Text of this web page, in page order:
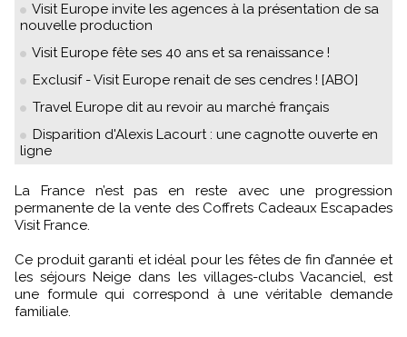
Visit Europe invite les agences à la présentation de sa
nouvelle production
Visit Europe fête ses 40 ans et sa renaissance !
Exclusif - Visit Europe renait de ses cendres ! [ABO]
Travel Europe dit au revoir au marché français
Disparition d'Alexis Lacourt : une cagnotte ouverte en
ligne
La France n’est pas en reste avec une progression
permanente de la vente des Coffrets Cadeaux Escapades
Visit France.
Ce produit garanti et idéal pour les fêtes de fin d’année et
les séjours Neige dans les villages-clubs Vacanciel, est
une formule qui correspond à une véritable demande
familiale.